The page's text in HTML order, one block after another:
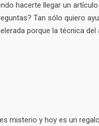
hacerte llegar un
Tan sólo quiero
porque la técnica del
misterio y hoy es un